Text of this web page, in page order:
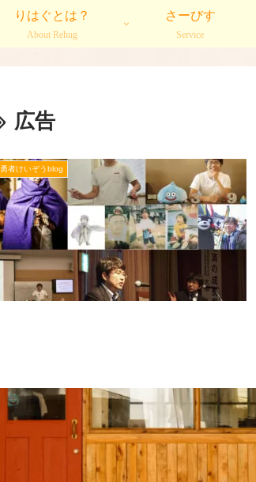
りはぐとは？
About Rehug
さーびす
Service
広告
勇者けいぞうblog